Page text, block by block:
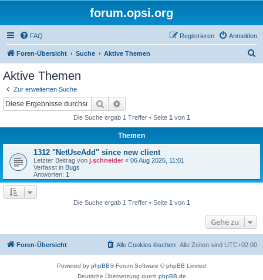
forum.opsi.org
FAQ Anmelden
Registrieren
Foren-Übersicht Suche Aktive Themen
Aktive Themen
Zur erweiterten Suche
Suche
Die Suche ergab 1 Treffer • Seite 1 von 1
Themen
1312 "NetUseAdd" since new client
Letzter Beitrag von j.schneider « 06 Aug 2026, 11:01
Verfasst in Bugs
Antworten: 1
Die Suche ergab 1 Treffer • Seite 1 von 1
Gehe zu
Foren-Übersicht Alle Zeiten sind UTC+02:00
Alle Cookies löschen
Powered by phpBB® Forum Software © phpBB Limited
Deutsche Übersetzung durch phpBB.de